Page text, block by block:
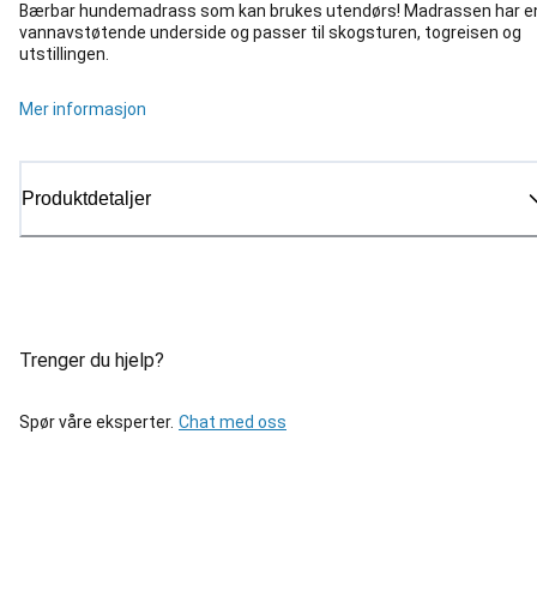
Bærbar hundemadrass som kan brukes utendørs! Madrassen har
vannavstøtende underside og passer til skogsturen, togreisen og
utstillingen.
Mer informasjon
Produktdetaljer
Trenger du hjelp?
Spør våre eksperter. Chat med oss